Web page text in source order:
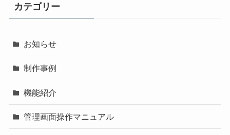
カテゴリー
お知らせ
制作事例
機能紹介
管理画面操作マニュアル